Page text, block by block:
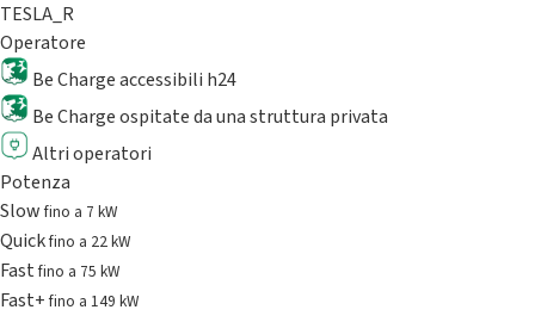
TESLA_R
Operatore
Be Charge accessibili h24
Be Charge ospitate da una struttura privata
Altri operatori
Potenza
Slowfino a 7 kW
Quickfino a 22 kW
Fastfino a 75 kW
Fast+fino a 149 kW